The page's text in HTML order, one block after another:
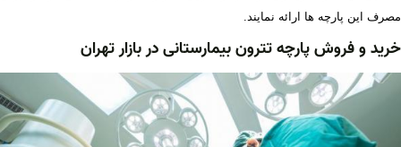
مصرف این پارچه ها ارائه نمایند.
خرید و فروش پارچه تترون بیمارستانی در بازار تهران